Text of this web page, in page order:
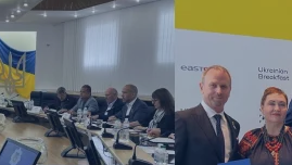
+1 416 323-3020
МЕДІА
Для медіа